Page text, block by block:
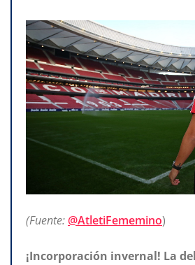
(Fuente: @AtletiFememino)
¡Incorporación invernal! La